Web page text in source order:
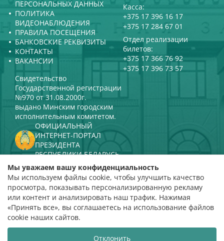
ПЕРСОНАЛЬНЫХ ДАННЫХ
ПОЛИТИКА
ВИДЕОНАБЛЮДЕНИЯ
ПРАВИЛА ПОСЕЩЕНИЯ
БАНКОВСКИЕ РЕКВИЗИТЫ
КОНТАКТЫ
ВАКАНСИИ
Касса:
+375 17 396 16 17
+375 17 284 67 01
Отдел реализации
билетов:
+375 17 366 76 92
+375 17 396 73 57
Свидетельство
Государственной регистрации
№970 от 31.08.2000г.
выдано Минским городским
исполнительным комитетом.
ОФИЦИАЛЬНЫЙ
ИНТЕРНЕТ-ПОРТАЛ
ПРЕЗИДЕНТА
РЕСПУБЛИКИ БЕЛАРУСЬ
МИНИСТЕРСТВО КУЛЬТУРЫ
РЕСПУБЛИКИ БЕЛАРУСЬ
ПОРТАЛ
РЕЙТИНГОВОЙ ОЦЕНКИ
оценка 4,9
на основании 112 отзывов
Мы уважаем вашу конфиденциальность
Мы используем файлы cookie, чтобы улучшить качество
просмотра, показывать персонализированную рекламу
или контент и анализировать наш трафик. Нажимая
«Принять все», вы соглашаетесь на использование файлов
cookie наших сайтов.
Отклонить